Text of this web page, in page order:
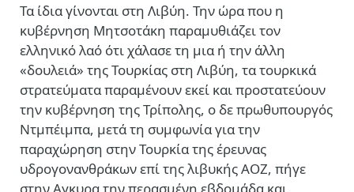
Τα ίδια γίνονται στη Λιβύη. Την ώρα που η
κυβέρνηση Μητσοτάκη παραμυθιάζει τον
ελληνικό λαό ότι χάλασε τη μια ή την άλλη
«δουλειά» της Τουρκίας στη Λιβύη, τα τουρκικά
στρατεύματα παραμένουν εκεί και προστατεύουν
την κυβέρνηση της Τρίπολης, ο δε πρωθυπουργός
Ντμπέιμπα, μετά τη συμφωνία για την
παραχώρηση στην Τουρκία της έρευνας
υδρογονανθράκων επί της λιβυκής ΑΟΖ, πήγε
στην Αγκυρα την περασμένη εβδομάδα και